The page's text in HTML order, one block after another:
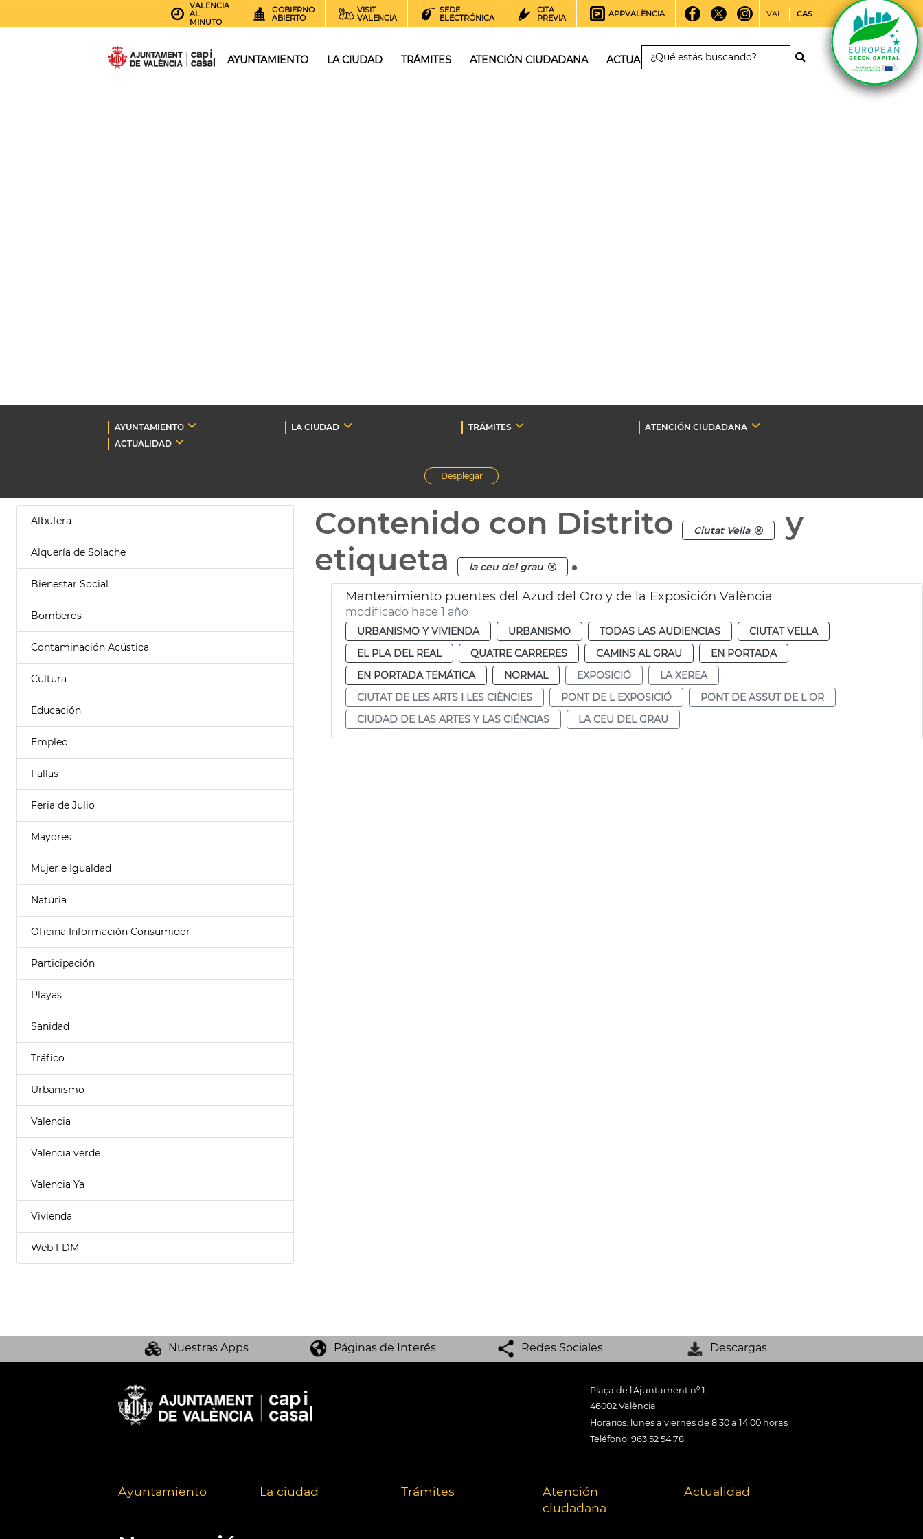
VALENCIA
AL
MINUTO
GOBIERNO
ABIERTO
VISIT
VALENCIA
SEDE
ELECTRÓNICA
CITA
PREVIA
APPVALÈNCIA VAL CAS
AYUNTAMIENTO LA CIUDAD TRÁMITES ATENCIÓN CIUDADANA ACTUALIDAD
AYUNTAMIENTO LA CIUDAD TRÁMITES
ATENCIÓN CIUDADANA
ACTUALIDAD
Desplegar
Albufera
Alquería de Solache
Bienestar Social
Bomberos
Contaminación Acústica
Cultura
Educación
Empleo
Fallas
Feria de Julio
Mayores
Mujer e Igualdad
Naturia
Oficina Información Consumidor
Participación
Playas
Sanidad
Tráfico
Urbanismo
Valencia
Valencia verde
Valencia Ya
Vivienda
Web FDM
Contenido con Distrito Ciutat Vella
y
etiqueta
la ceu del grau .
Mantenimiento puentes del Azud del Oro y de la Exposición València
modificado hace 1 año
URBANISMO Y VIVIENDA URBANISMO TODAS LAS AUDIENCIAS
CIUTAT VELLA
EL PLA DEL REAL
QUATRE CARRERES CAMINS AL GRAU
EN PORTADA
EN PORTADA TEMÁTICA
NORMAL EXPOSICIÓ
LA XEREA
CIUTAT DE LES ARTS I LES CIÈNCIES
PONT DE L EXPOSICIÓ
PONT DE ASSUT DE L OR
CIUDAD DE LAS ARTES Y LAS CIÉNCIAS
LA CEU DEL GRAU
Nuestras Apps Páginas de Interés Redes Sociales Descargas
Plaça de l'Ajuntament nº 1
46002 València
Horarios: lunes a viernes de 8:30 a 14:00 horas
Teléfono: 963 52 54 78
Ayuntamiento La ciudad Trámites
Atención
ciudadana
Actualidad